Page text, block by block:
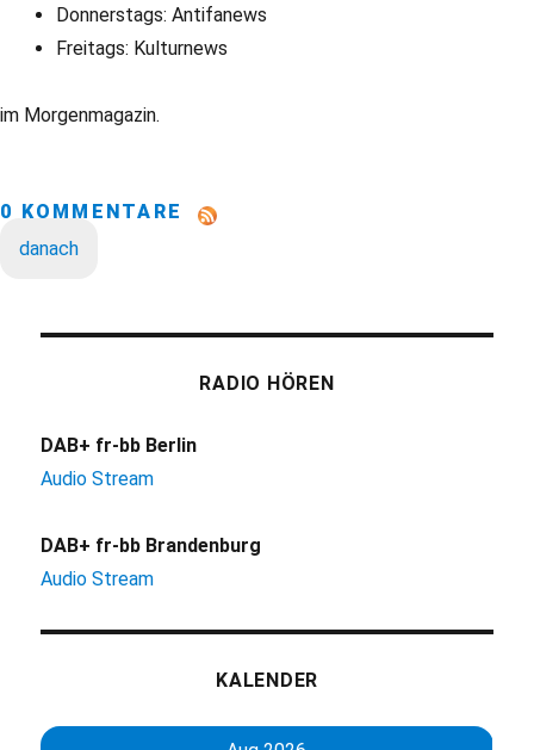
Donnerstags: Antifanews
Freitags: Kulturnews
im Morgenmagazin.
0 KOMMENTARE
danach
RADIO HÖREN
DAB+ fr-bb Berlin
Audio Stream
DAB+ fr-bb Brandenburg
Audio Stream
KALENDER